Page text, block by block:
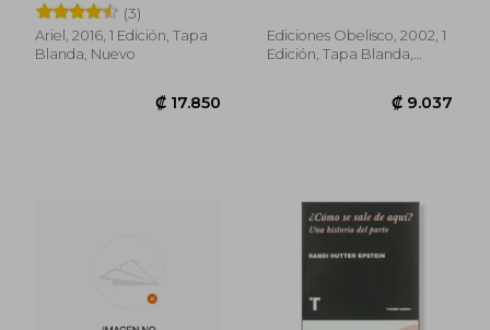
(3)
Ariel, 2016, 1 Edición, Tapa
Blanda, Nuevo
Ediciones Obelisco, 2002, 1
Edición, Tapa Blanda,